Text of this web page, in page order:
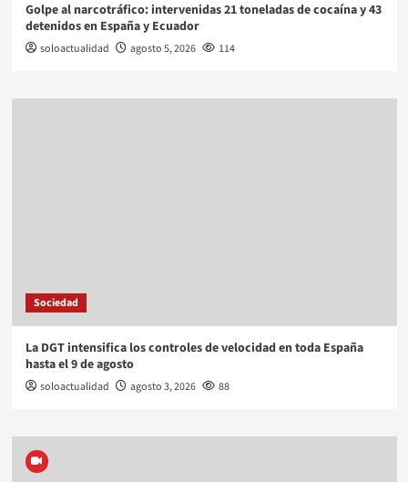
Golpe al narcotráfico: intervenidas 21 toneladas de cocaína y 43
detenidos en España y Ecuador
soloactualidad agosto 5, 2026 114
Sociedad
La DGT intensifica los controles de velocidad en toda España
hasta el 9 de agosto
soloactualidad agosto 3, 2026 88